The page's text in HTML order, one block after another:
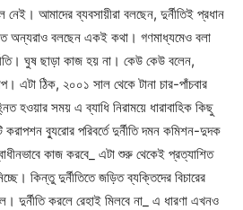
আমাদের ব্যবসায়ীরা বলছেন, দুর্নীতিই প্রধান
অন্যরাও বলছেন একই কথা। গণমাধ্যমেও বলা
ঘুষ ছাড়া কাজ হয় না। কেউ কেউ বলেন,
এটা ঠিক, ২০০১ সাল থেকে টানা চার-পাঁচবার
হওয়ার সময় এ ব্যাধি নিরাময়ে ধারাবাহিক কিছু
করাপশন ব্যুরোর পরিবর্তে দুর্নীতি দমন কমিশন-দুদক
কাজ করবে_ এটা শুরু থেকেই প্রত্যাশিত
কিন্তু দুর্নীতিতে জড়িত ব্যক্তিদের বিচারের
দুর্নীতি করলে রেহাই মিলবে না_ এ ধারণা এখনও